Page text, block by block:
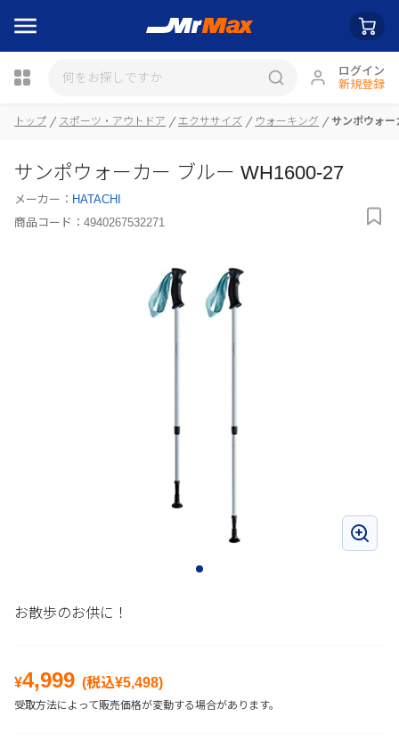
ログイン
新規登録
瓶詰
トップ スポーツ・アウトドア エクササイズ ウォーキング サンポウォ
サンポウォーカー ブルー WH1600-27
メーカー： HATACHI
商品コード： 4940267532271
お散歩のお供に！
¥4,999 (税込¥5,498)
受取方法によって販売価格が変動する場合があります。